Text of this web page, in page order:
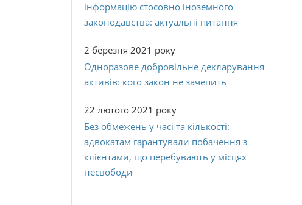
інформацію стосовно іноземного
законодавства: актуальні питання
2 березня 2021 року
Одноразове добровільне декларування
активів: кого закон не зачепить
22 лютого 2021 року
Без обмежень у часі та кількості:
адвокатам гарантували побачення з
клієнтами, що перебувають у місцях
несвободи